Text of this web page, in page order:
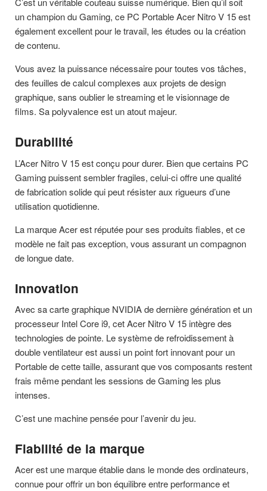
un champion du Gaming, ce PC Portable Acer Nitro V 15 est
également excellent pour le travail, les études ou la création
de contenu.
Vous avez la puissance nécessaire pour toutes vos tâches,
des feuilles de calcul complexes aux projets de design
graphique, sans oublier le streaming et le visionnage de
films. Sa polyvalence est un atout majeur.
Durabilité
L’Acer Nitro V 15 est conçu pour durer. Bien que certains PC
Gaming puissent sembler fragiles, celui-ci offre une qualité
de fabrication solide qui peut résister aux rigueurs d’une
utilisation quotidienne.
La marque Acer est réputée pour ses produits fiables, et ce
modèle ne fait pas exception, vous assurant un compagnon
de longue date.
Innovation
Avec sa carte graphique NVIDIA de dernière génération et un
processeur Intel Core i9, cet Acer Nitro V 15 intègre des
technologies de pointe. Le système de refroidissement à
double ventilateur est aussi un point fort innovant pour un
Portable de cette taille, assurant que vos composants restent
frais même pendant les sessions de Gaming les plus
intenses.
C’est une machine pensée pour l’avenir du jeu.
Fiabilité de la marque
Acer est une marque établie dans le monde des ordinateurs,
connue pour offrir un bon équilibre entre performance et